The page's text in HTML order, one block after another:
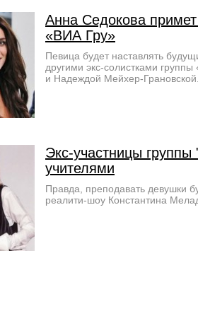
Анна Седокова
«ВИА Гру»
Певица будет наставлять
другими экс-солистками
и Надеждой Мейхер-Грановской.
Экс-участницы
учителями
Правда, преподавать девушки
реалити-шоу Константина